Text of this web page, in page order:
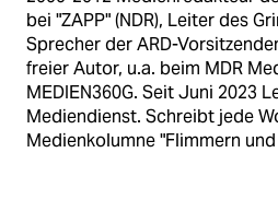
bei "ZAPP" (NDR), Leiter des
Sprecher der ARD-
freier Autor, u.a. beim MDR
MEDIEN360G. Seit Juni 2023
Mediendienst. Schreibt jede
Medienkolumne "Flimmern